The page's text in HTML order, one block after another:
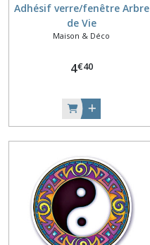
Adhésif verre/fenêtre Arbre
de Vie
Maison & Déco
4€40